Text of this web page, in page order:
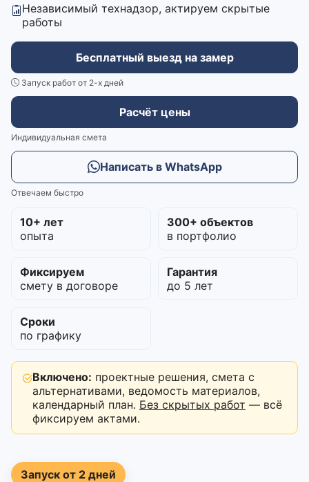
Независимый технадзор, актируем скрытые
работы
Бесплатный выезд на замер
Запуск работ от 2-х дней
Расчёт цены
Индивидуальная смета
Написать в WhatsApp
Отвечаем быстро
10+ лет
опыта
300+ объектов
в портфолио
Фиксируем
смету в договоре
Гарантия
до 5 лет
Сроки
по графику
Включено: проектные решения, смета с
альтернативами, ведомость материалов,
календарный план. Без скрытых работ — всё
фиксируем актами.
Запуск от 2 дней